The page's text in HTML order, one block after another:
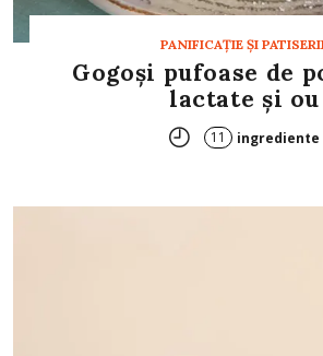
PANIFICAŢIE ŞI
Gogoși pufoase de
lactate și ou
11 ingrediente